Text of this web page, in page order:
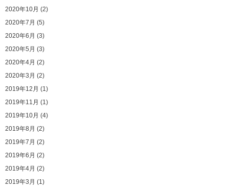
2020年10月 (2)
2020年7月 (5)
2020年6月 (3)
2020年5月 (3)
2020年4月 (2)
2020年3月 (2)
2019年12月 (1)
2019年11月 (1)
2019年10月 (4)
2019年8月 (2)
2019年7月 (2)
2019年6月 (2)
2019年4月 (2)
2019年3月 (1)